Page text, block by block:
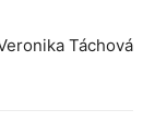
Táchová